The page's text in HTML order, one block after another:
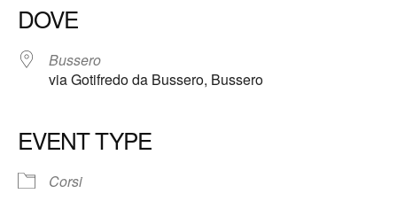
DOVE
Bussero
via Gotifredo da Bussero, Bussero
EVENT TYPE
Corsi